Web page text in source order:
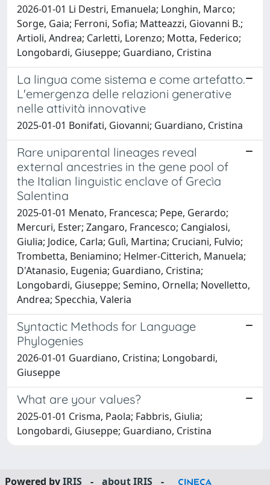
2026-01-01 Li Destri, Emanuela; Longhin, Marco;
Sorge, Gaia; Ferroni, Sofia; Matteazzi, Giovanni B.;
Artioli, Andrea; Carletti, Lorenzo; Motta, Federico;
Longobardi, Giuseppe; Guardiano, Cristina
La lingua come sistema e come artefatto.
L'emergenza delle relazioni generative
nelle attività innovative
2025-01-01 Bonifati, Giovanni; Guardiano, Cristina
Rare uniparental lineages reveal
external ancestries in the gene pool of
the Italian linguistic enclave of Grecìa
Salentina
2025-01-01 Menato, Francesca; Pepe, Gerardo;
Mercuri, Ester; Zangaro, Francesco; Cangialosi,
Giulia; Jodice, Carla; Gulì, Martina; Cruciani, Fulvio;
Trombetta, Beniamino; Helmer-Citterich, Manuela;
D'Atanasio, Eugenia; Guardiano, Cristina;
Longobardi, Giuseppe; Semino, Ornella; Novelletto,
Andrea; Specchia, Valeria
Syntactic Methods for Language
Phylogenies
2026-01-01 Guardiano, Cristina; Longobardi,
Giuseppe
What are your values?
2025-01-01 Crisma, Paola; Fabbris, Giulia;
Longobardi, Giuseppe; Guardiano, Cristina
Powered byIRIS - about IRIS -